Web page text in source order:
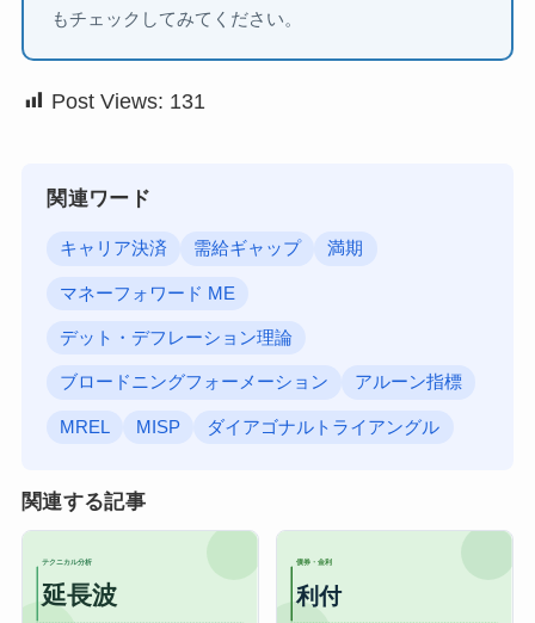
もチェックしてみてください。
Post Views: 131
関連ワード
キャリア決済 需給ギャップ 満期
マネーフォワード ME
デット・デフレーション理論
ブロードニングフォーメーション アルーン指標
MREL MISP ダイアゴナルトライアングル
関連する記事